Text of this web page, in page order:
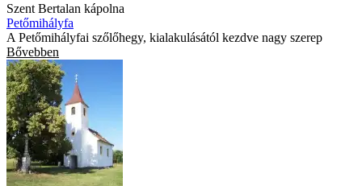
Szent Bertalan kápolna
Petőmihályfa
A Petőmihályfai szőlőhegy, kialakulásától kezdve nagy szerep
Bővebben